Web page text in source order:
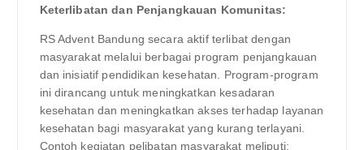
Keterlibatan dan Penjangkauan Komunitas:
RS Advent Bandung secara aktif terlibat dengan
masyarakat melalui berbagai program penjangkauan
dan inisiatif pendidikan kesehatan. Program-program
ini dirancang untuk meningkatkan kesadaran
kesehatan dan meningkatkan akses terhadap layanan
kesehatan bagi masyarakat yang kurang terlayani.
Contoh kegiatan pelibatan masyarakat meliputi: